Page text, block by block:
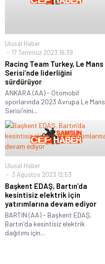
Ulusal Haber
17 Temmuz 2023 16:39
Racing Team Turkey, Le Mans
Serisi’nde liderliğini
sürdürüyor
ANKARA (AA) - Otomobil
sporlarında 2023 Avrupa Le Mans
Serisi'nini...
Ulusal Haber
3 Ağustos 2023 12:53
Başkent EDAŞ, Bartın’da
kesintisiz elektrik için
yatırımlarına devam ediyor
BARTIN (AA) - Başkent EDAŞ,
Bartın'da kesintisiz elektrik
dağıtımı için...